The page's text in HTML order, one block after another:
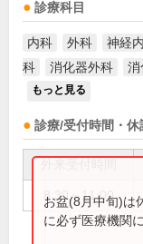
診療科目
内科 外科 神経
科
消化器外科 消
もっと見る
診療/受付時間・休
8:30～11:00
お盆(8月中旬)は
に必ず医療機関